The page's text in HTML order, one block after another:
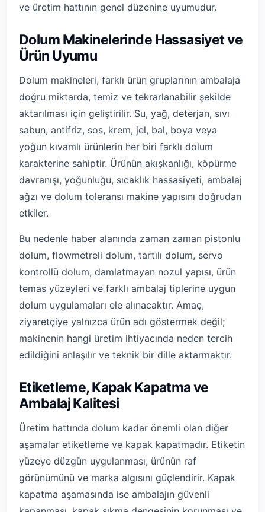
ve üretim hattının genel düzenine uyumudur.
Dolum Makinelerinde Hassasiyet ve
Ürün Uyumu
Dolum makineleri, farklı ürün gruplarının ambalaja
doğru miktarda, temiz ve tekrarlanabilir şekilde
aktarılması için geliştirilir. Su, yağ, deterjan, sıvı
sabun, antifriz, sos, krem, jel, bal, boya veya
yoğun kıvamlı ürünlerin her biri farklı dolum
karakterine sahiptir. Ürünün akışkanlığı, köpürme
davranışı, yoğunluğu, sıcaklık hassasiyeti, ambalaj
ağzı ve dolum toleransı makine yapısını doğrudan
etkiler.
Bu nedenle haber alanında zaman zaman pistonlu
dolum, flowmetreli dolum, tartılı dolum, servo
kontrollü dolum, damlatmayan nozul yapısı, ürün
temas yüzeyleri ve farklı ambalaj tiplerine uygun
dolum uygulamaları ele alınacaktır. Amaç,
ziyaretçiye yalnızca ürün adı göstermek değil;
makinenin hangi üretim ihtiyacında neden tercih
edildiğini anlaşılır ve teknik bir dille aktarmaktır.
Etiketleme, Kapak Kapatma ve
Ambalaj Kalitesi
Üretim hattında dolum kadar önemli olan diğer
aşamalar etiketleme ve kapak kapatmadır. Etiketin
yüzeye düzgün uygulanması, ürünün raf
görünümünü ve marka algısını güçlendirir. Kapak
kapatma aşamasında ise ambalajın güvenli